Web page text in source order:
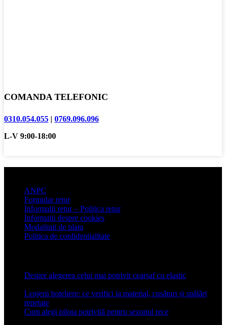
COMANDA TELEFONIC
0310.054.055 | 0769.096.096
L-V 9:00-18:00
ANPC
Formular retur
Informatii retur – Politica retur
Informatii despre cookies
Modalitati de plata
Politica de confidentialitate
Despre alegerea celui mai potrivit cearșaf cu elastic
Lenjerii hoteliere: ce verifici la material, cusături și spălări
repetate
Cum alegi pilota potrivită pentru sezonul rece